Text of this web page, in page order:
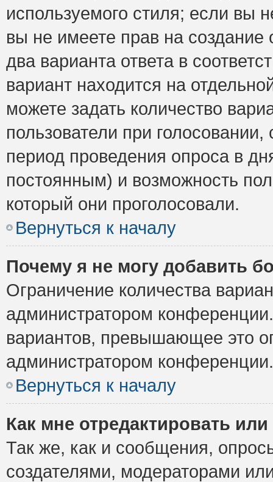
используемого стиля; если вы
вы не имеете прав на
два варианта ответа в
вариант находится на
можете задать количество
пользователи при
период проведения опроса в
постоянным) и возможность
который они проголосовали.
Вернуться к началу
Почему я не могу добавить
Ограничение количества
администратором
вариантов, превышающее это
администратором конференции.
Вернуться к началу
Как мне отредактировать
Так же, как и сообщения,
создателями, модераторами